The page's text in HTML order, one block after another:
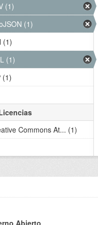
(1)
(1)
(1)
(1)
(1)
Commons At... (1)
Abierto